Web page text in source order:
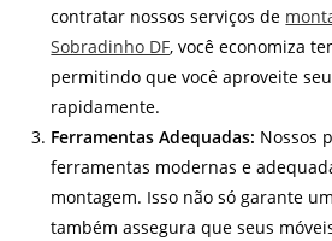
contratar nossos serviços de
Sobradinho DF, você economiza
permitindo que você aproveite
rapidamente.
Ferramentas Adequadas: Nossos
ferramentas modernas e
montagem. Isso não só garante
também assegura que seus